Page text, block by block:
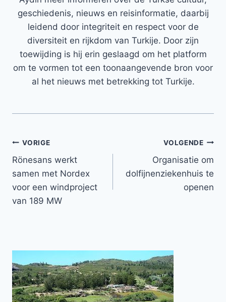
geschiedenis, nieuws en reisinformatie, daarbij
leidend door integriteit en respect voor de
diversiteit en rijkdom van Turkije. Door zijn
toewijding is hij erin geslaagd om het platform
om te vormen tot een toonaangevende bron voor
al het nieuws met betrekking tot Turkije.
Bericht
navigatie
VORIGE
Rönesans werkt
samen met Nordex
voor een windproject
van 189 MW
VOLGENDE
Organisatie om
dolfijnenziekenhuis te
openen